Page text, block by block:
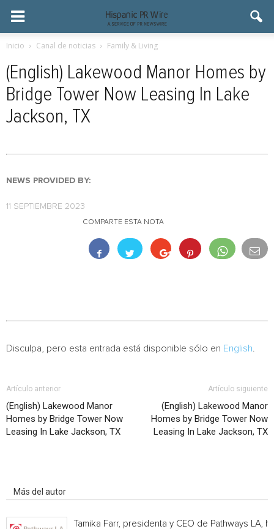
Inicio Canal de noticias Family & Living
(English) Lakewood Manor Homes by
Bridge Tower Now Leasing In Lake
Jackson, TX
NEWS PROVIDED BY:
11 SEPTIEMBRE 2023
COMPARTE ESTA NOTA
Disculpa, pero esta entrada está disponible sólo en English
Artículo anterior
(English) Lakewood Manor
Homes by Bridge Tower Now
Leasing In Lake Jackson, TX
Artículo siguiente
(English) Lakewood Manor
Homes by Bridge Tower Now
Leasing In Lake Jackson, TX
Más del autor
Tamika Farr, presidenta y CEO de Pathways LA,